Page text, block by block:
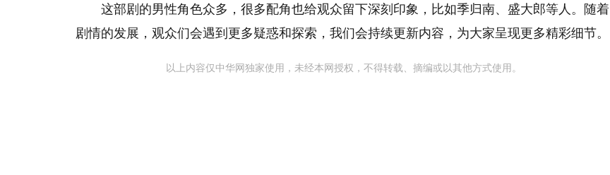
这部剧的男性角色众多，很多配角也给观众留下深刻印象，比如季归南、盛大郎等人。随着
剧情的发展，观众们会遇到更多疑惑和探索，我们会持续更新内容，为大家呈现更多精彩细节。
以上内容仅中华网独家使用，未经本网授权，不得转载、摘编或以其他方式使用。